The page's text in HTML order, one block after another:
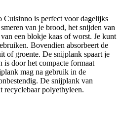
Cuisinno is perfect voor dagelijks
van je brood, het snijden van
een blokje kaas of worst. Je kunt
Bovendien absorbeert de
of groente. De snijplank spaart je
is door het compacte formaat
mag na gebruik in de
De snijplank van
recyclebaar polyethyleen.